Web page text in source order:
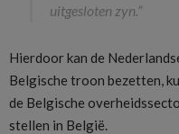
uitgesloten zyn.”
Hierdoor kan de
Belgische troon bezetten,
de Belgische
stellen in België.